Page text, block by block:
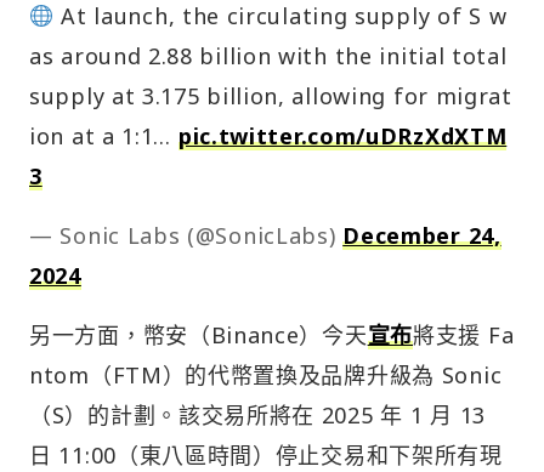
At launch, the circulating supply of S w
as around 2.88 billion with the initial total
supply at 3.175 billion, allowing for migrat
ion at a 1:1… pic.twitter.com/uDRzXdXTM
3
— Sonic Labs (@SonicLabs)December 24,
2024
另一方面，幣安（Binance）今天宣布將支援 Fa
ntom（FTM）的代幣置換及品牌升級為 Sonic
（S）的計劃。該交易所將在 2025 年 1 月 13
日 11:00（東八區時間）停止交易和下架所有現